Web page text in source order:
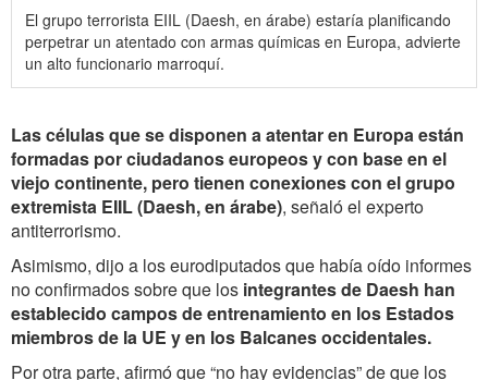
El grupo terrorista EIIL (Daesh, en árabe) estaría planificando
perpetrar un atentado con armas químicas en Europa, advierte
un alto funcionario marroquí.
Las células que se disponen a atentar en Europa están
formadas por ciudadanos europeos y con base en el
viejo continente, pero tienen conexiones con el grupo
extremista EIIL (Daesh, en árabe), señaló el experto
antiterrorismo.
Asimismo, dijo a los eurodiputados que había oído informes
no confirmados sobre que los integrantes de Daesh han
establecido campos de entrenamiento en los Estados
miembros de la UE y en los Balcanes occidentales.
Por otra parte, afirmó que “no hay evidencias” de que los